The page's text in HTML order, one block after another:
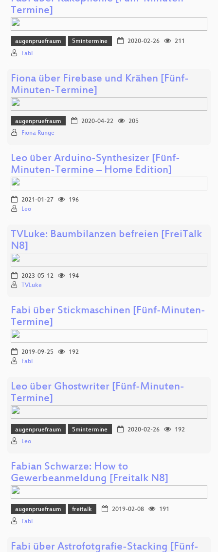
Termine]
augenpruefraum 5mintermine 2020-02-26
211
Fabi
Fiona über Firebase und Krähen [Fünf-
Minuten-Termine]
augenpruefraum 2020-04-22
205
Fiona Runge
Leo über Arduino-Synthesizer [Fünf-
Minuten-Termine – Home Edition]
2021-01-27
196
Leo
TVLuke: Baumbilanzen befreien [FreiTalk
N8]
2023-05-12
194
TVLuke
Fabi über Stickmaschinen [Fünf-Minuten-
Termine]
2019-09-25
192
Fabi
Leo über Ghostwriter [Fünf-Minuten-
Termine]
augenpruefraum 5mintermine 2020-02-26
192
Leo
Fabian Schwarze: How to
Gewerbeanmeldung [Freitalk N8]
augenpruefraum freitalk 2019-02-08
191
Fabi
Fabi über Astrofotgrafie-Stacking [Fünf-